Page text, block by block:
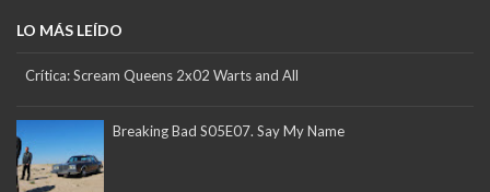
LO MÁS LEÍDO
Crítica: Scream Queens 2x02 Warts and All
Breaking Bad S05E07. Say My Name